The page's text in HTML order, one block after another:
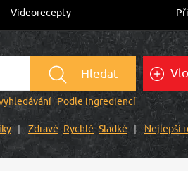
Videorecepty
Hledat
Podle ingrediencí
Zdravé Rychlé Sladké
Nejlepší